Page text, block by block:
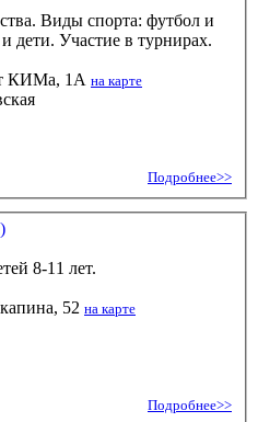
Виды спорта: футбол и
дети. Участие в турнирах.
КИМа, 1А на карте
Подробнее>>
8-11 лет.
52 на карте
Подробнее>>